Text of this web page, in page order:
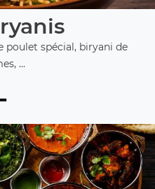
poulet spécial, biryani de
...